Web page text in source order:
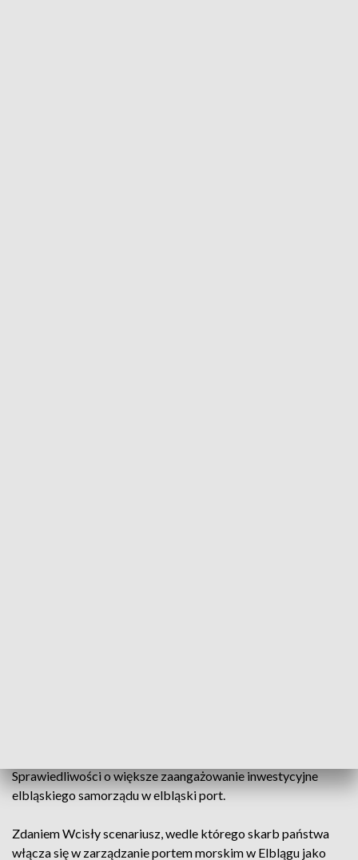
Sprawiedliwości o większe zaangażowanie inwestycyjne
elbląskiego samorządu w elbląski port.
Zdaniem Wcisły scenariusz, wedle którego skarb państwa
włącza się w zarządzanie portem morskim w Elblągu jako